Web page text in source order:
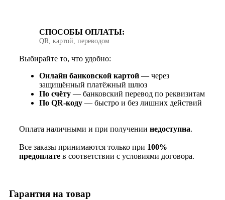
СПОСОБЫ ОПЛАТЫ:
QR, картой, переводом
Выбирайте то, что удобно:
Онлайн банковской картой — через
защищённый платёжный шлюз
По счёту — банковский перевод по реквизитам
По QR‑коду — быстро и без лишних действий
Оплата наличными и при получении недоступна.
Все заказы принимаются только при 100%
предоплате в соответствии с условиями договора.
Гарантия на товар